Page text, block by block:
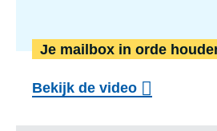
Je mailbox in orde
Bekijk de video